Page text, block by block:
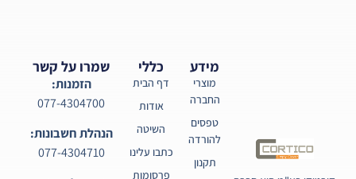
כללי
דף הבית
אודות
השיטה
כתבו עלינו
פרסומות
מידע
מוצרי
החברה
טפסים
להורדה
תקנון
שמרו על קשר
הזמנות:
077-4304700
הנהלת חשבונות:
077-4304710